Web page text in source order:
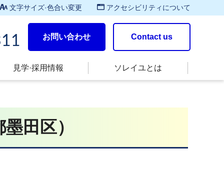
文字サイズ·色合い変更 アクセシビリティについて
お問い合わせ Contact us
見学·採用情報 ソレイユとは
田区）